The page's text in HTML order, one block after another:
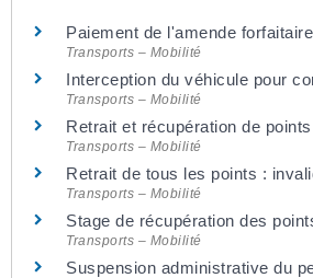
Paiement de l'amende
Transports – Mobilité
Interception du véhicule pour
Transports – Mobilité
Retrait et récupération de points
Transports – Mobilité
Retrait de tous les points :
Transports – Mobilité
Stage de récupération des
Transports – Mobilité
Suspension administrative du